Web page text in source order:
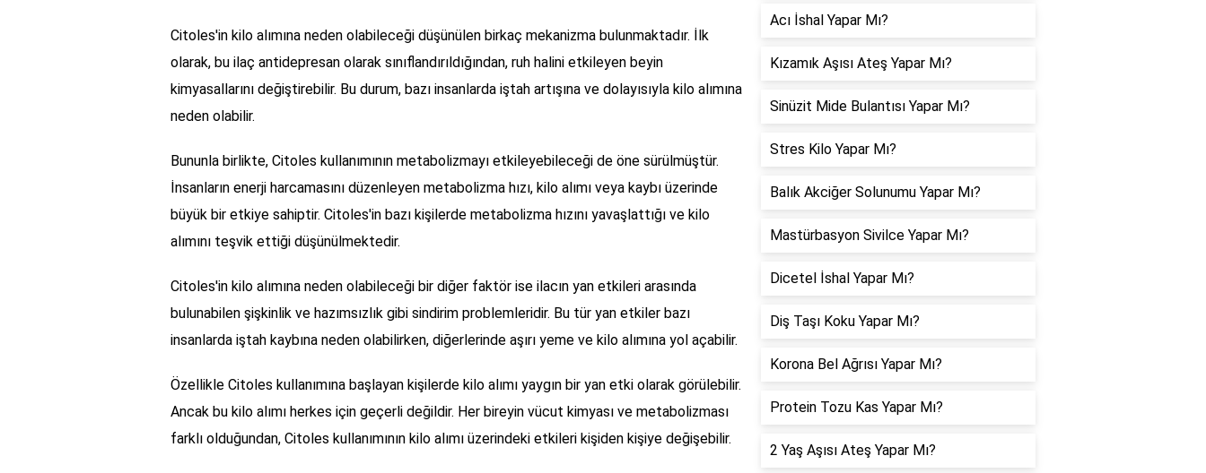
Citoles'in kilo alımına neden olabileceği düşünülen birkaç mekanizma bulunmaktadır. İlk
olarak, bu ilaç antidepresan olarak sınıflandırıldığından, ruh halini etkileyen beyin
kimyasallarını değiştirebilir. Bu durum, bazı insanlarda iştah artışına ve dolayısıyla kilo alımına
neden olabilir.
Bununla birlikte, Citoles kullanımının metabolizmayı etkileyebileceği de öne sürülmüştür.
İnsanların enerji harcamasını düzenleyen metabolizma hızı, kilo alımı veya kaybı üzerinde
büyük bir etkiye sahiptir. Citoles'in bazı kişilerde metabolizma hızını yavaşlattığı ve kilo
alımını teşvik ettiği düşünülmektedir.
Citoles'in kilo alımına neden olabileceği bir diğer faktör ise ilacın yan etkileri arasında
bulunabilen şişkinlik ve hazımsızlık gibi sindirim problemleridir. Bu tür yan etkiler bazı
insanlarda iştah kaybına neden olabilirken, diğerlerinde aşırı yeme ve kilo alımına yol açabilir.
Özellikle Citoles kullanımına başlayan kişilerde kilo alımı yaygın bir yan etki olarak görülebilir.
Ancak bu kilo alımı herkes için geçerli değildir. Her bireyin vücut kimyası ve metabolizması
farklı olduğundan, Citoles kullanımının kilo alımı üzerindeki etkileri kişiden kişiye değişebilir.
Acı İshal Yapar Mı?
Kızamık Aşısı Ateş Yapar Mı?
Sinüzit Mide Bulantısı Yapar Mı?
Stres Kilo Yapar Mı?
Balık Akciğer Solunumu Yapar Mı?
Mastürbasyon Sivilce Yapar Mı?
Dicetel İshal Yapar Mı?
Diş Taşı Koku Yapar Mı?
Korona Bel Ağrısı Yapar Mı?
Protein Tozu Kas Yapar Mı?
2 Yaş Aşısı Ateş Yapar Mı?